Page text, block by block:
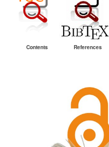
Contents References